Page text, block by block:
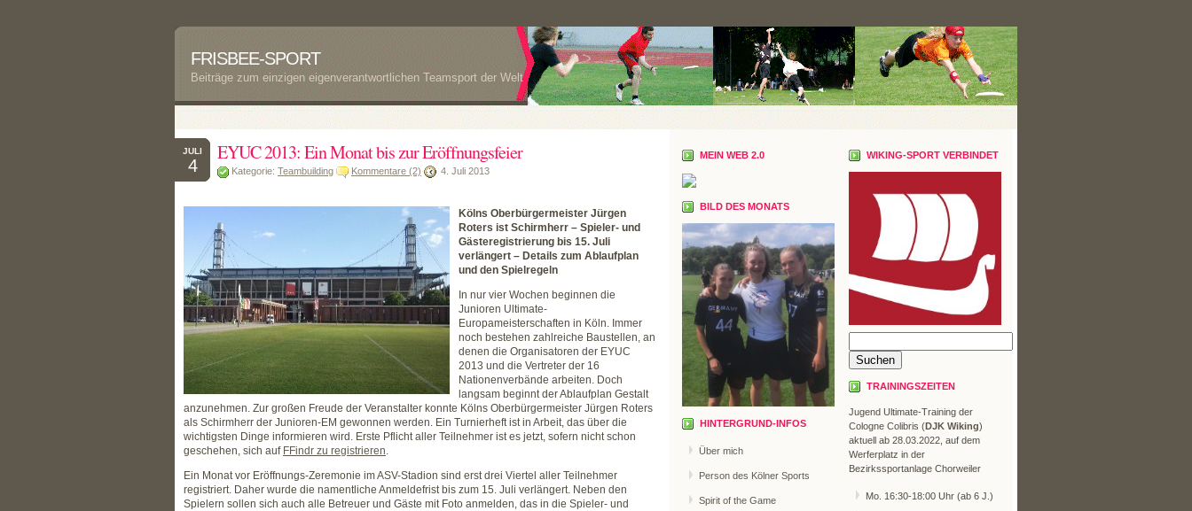
FRISBEE-SPORT
Beiträge zum einzigen eigenverantwortlichen Teamsport der Welt
JULI
4
EYUC 2013: Ein Monat bis zur Eröffnungsfeier
Kategorie: Teambuilding Kommentare (2) 4. Juli 2013
Kölns Oberbürgermeister Jürgen
Roters ist Schirmherr – Spieler- und
Gästeregistrierung bis 15. Juli
verlängert – Details zum Ablaufplan
und den Spielregeln
In nur vier Wochen beginnen die
Junioren Ultimate-
Europameisterschaften in Köln. Immer
noch bestehen zahlreiche Baustellen, an
denen die Organisatoren der EYUC
2013 und die Vertreter der 16
Nationenverbände arbeiten. Doch
langsam beginnt der Ablaufplan Gestalt
anzunehmen. Zur großen Freude der Veranstalter konnte Kölns Oberbürgermeister Jürgen Roters
als Schirmherr der Junioren-EM gewonnen werden. Ein Turnierheft ist in Arbeit, das über die
wichtigsten Dinge informieren wird. Erste Pflicht aller Teilnehmer ist es jetzt, sofern nicht schon
geschehen, sich auf FFindr zu registrieren.
Ein Monat vor Eröffnungs-Zeremonie im ASV-Stadion sind erst drei Viertel aller Teilnehmer
registriert. Daher wurde die namentliche Anmeldefrist bis zum 15. Juli verlängert. Neben den
Spielern sollen sich auch alle Betreuer und Gäste mit Foto anmelden, das in die Spieler- und
MEIN WEB 2.0
BILD DES MONATS
HINTERGRUND-INFOS
Über mich
Person des Kölner Sports
Spirit of the Game
WIKING-SPORT VERBINDET
TRAININGSZEITEN
Jugend Ultimate-Training der
Cologne Colibris (DJK Wiking)
aktuell ab 28.03.2022, auf dem
Werferplatz in der
Bezirkssportanlage Chorweiler
Mo. 16:30-18:00 Uhr (ab 6 J.)